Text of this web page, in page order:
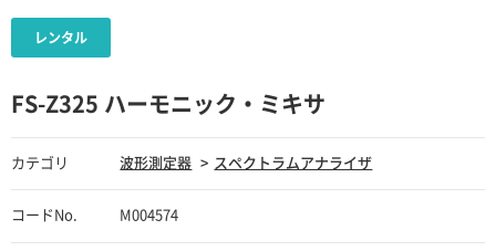
FS-Z325 ハーモニック・ミキサ
カテゴリ 波形測定器 スペクトラムアナライザ
コードNo. M004574